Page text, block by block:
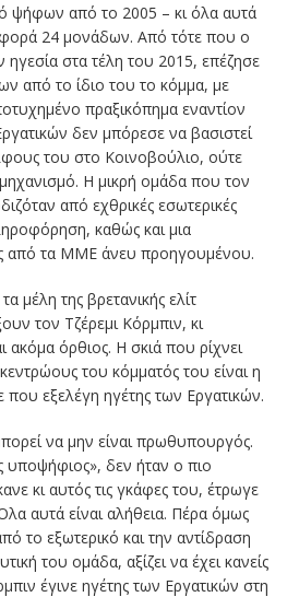
ψήφων από το 2005 – κι όλα αυτά
24 μονάδων. Από τότε που ο
ηγεσία στα τέλη του 2015, επέζησε
από το ίδιο του το κόμμα, με
πραξικόπημα εναντίον
δεν μπόρεσε να βασιστεί
του στο Κοινοβούλιο, ούτε
Η μικρή ομάδα που τον
από εχθρικές εσωτερικές
καθώς και μια
από τα ΜΜΕ άνευ προηγουμένου.
μέλη της βρετανικής ελίτ
τον Τζέρεμι Κόρμπιν, κι
ακόμα όρθιος. Η σκιά που ρίχνει
του κόμματός του είναι η
που εξελέγη ηγέτης των Εργατικών.
να μην είναι πρωθυπουργός.
υποψήφιος», δεν ήταν ο πιο
κι αυτός τις γκάφες του, έτρωγε
αυτά είναι αλήθεια. Πέρα όμως
το εξωτερικό και την αντίδραση
του ομάδα, αξίζει να έχει κανείς
έγινε ηγέτης των Εργατικών στη